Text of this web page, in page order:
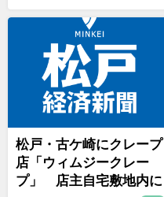
松戸・古ケ崎にクレープ
店「ウィムジークレー
プ」 店主自宅敷地内に